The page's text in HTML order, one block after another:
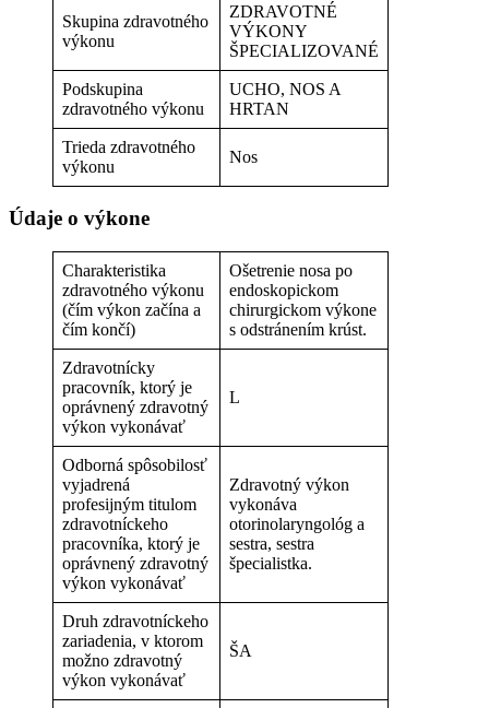
Skupina zdravotného
výkonu
ZDRAVOTNÉ
VÝKONY
ŠPECIALIZOVANÉ
Podskupina
zdravotného výkonu
UCHO, NOS A
HRTAN
Trieda zdravotného
výkonu
Nos
Údaje o výkone
Charakteristika
zdravotného výkonu
(čím výkon začína a
čím končí)
Ošetrenie nosa po
endoskopickom
chirurgickom výkone
s odstránením krúst.
Zdravotnícky
pracovník, ktorý je
oprávnený zdravotný
výkon vykonávať
L
Odborná spôsobilosť
vyjadrená
profesijným titulom
zdravotníckeho
pracovníka, ktorý je
oprávnený zdravotný
výkon vykonávať
Zdravotný výkon
vykonáva
otorinolaryngológ a
sestra, sestra
špecialistka.
Druh zdravotníckeho
zariadenia, v ktorom
možno zdravotný
výkon vykonávať
ŠA